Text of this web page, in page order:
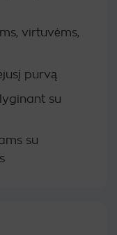
virtuvėms,
purvą
su
su